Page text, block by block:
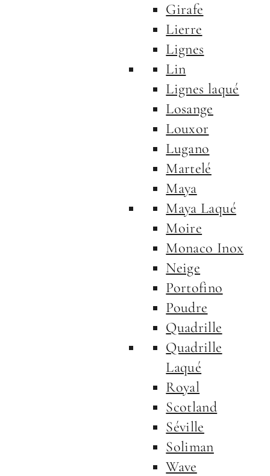
Girafe
Lierre
Lignes
Lin
Lignes laqué
Losange
Louxor
Lugano
Martelé
Maya
Maya Laqué
Moire
Monaco Inox
Neige
Portofino
Poudre
Quadrille
Quadrille
Laqué
Royal
Scotland
Séville
Soliman
Wave